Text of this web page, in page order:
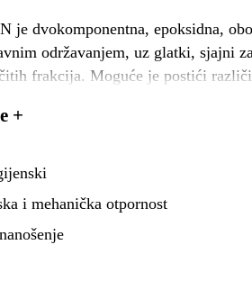
je dvokomponentna, epoksidna,
održavanjem, uz glatki, sjajni
frakcija. Moguće je postići
+
i mehanička otpornost